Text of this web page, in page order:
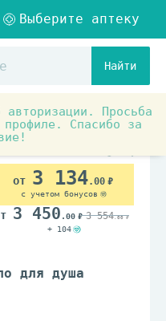
Найти
Просьба
профиле. Спасибо за
Средства по уходу
для душа
3 134.00
с учетом бонусов
3 450 .00 3 554.00
+ 104